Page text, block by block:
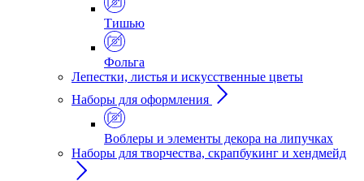
Тишью
Фольга
Лепестки, листья и искусственные цветы
Наборы для оформления
Воблеры и элементы декора на липучках
Наборы для творчества, скрапбукинг и хендмейд